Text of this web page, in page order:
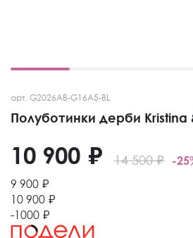
арт. G2026AB-G16A5-BL
Полуботинки дерби Kristina
14 500 ₽ -
10 900 ₽
9 900 ₽
10 900 ₽
-1000 ₽